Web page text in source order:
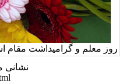
استاد خجسته باد
نشانی مطلب در وبگاه انجمن
find-1.162.785.fa.html